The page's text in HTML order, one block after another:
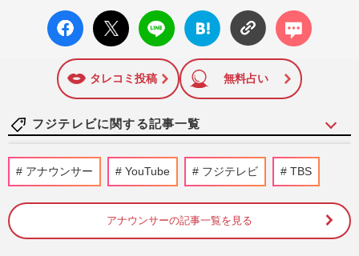
facebo
ok い
X ポス
ト
LINE
はてな
ブック
に追加
コメン
ト
タレコミ投稿 無料占い
フジテレビに関する記事一覧
NHK『歴史探偵』などハラスメント騒動
の佐藤二朗起用に「現時点で出演継続」
2026/7/30
アナウンサー YouTube フジテレビ TBS
アナウンサーの記事一覧を見る